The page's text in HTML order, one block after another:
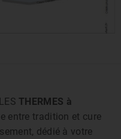
THERMES à
entre tradition et cure
dédié à votre